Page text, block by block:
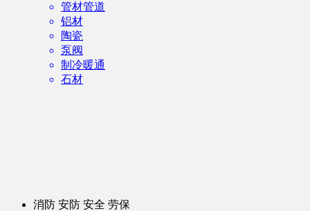
管材管道
铝材
陶瓷
泵阀
制冷暖通
石材
消防 安防 安全 劳保